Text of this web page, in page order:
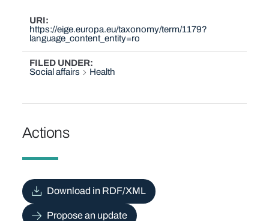
URI
https://eige.europa.eu/taxonomy/term/1179?
language_content_entity=ro
FILED UNDER
Social affairs
Health
Actions
Download in RDF/XML
Propose an update